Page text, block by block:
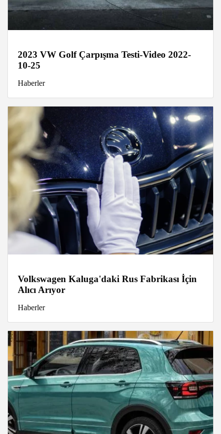
2023 VW Golf Çarpışma Testi-Video 2022-
10-25
Haberler
Volkswagen Kaluga'daki Rus Fabrikası İçin
Alıcı Arıyor
Haberler